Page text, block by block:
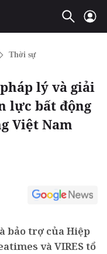
Thời sự
lý và giải
lực bất động
Việt Nam
bảo trợ của Hiệp
và VIRES tổ